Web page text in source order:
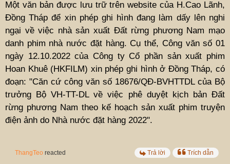
Một văn bản được lưu trữ trên website của H.Cao Lãnh,
Đồng Tháp để xin phép ghi hình đang làm dấy lên nghi
ngại về việc nhà sản xuất Đất rừng phương Nam mạo
danh phim nhà nước đặt hàng. Cụ thể, Công văn số 01
ngày 12.10.2022 của Công ty Cổ phần sản xuất phim
Hoan Khuê (HKFILM) xin phép ghi hình ở Đồng Tháp, có
đoạn: "Căn cứ công văn số 18676/QĐ-BVHTTDL của Bộ
trưởng Bộ VH-TT-DL về việc phê duyệt kịch bản Đất
rừng phương Nam theo kế hoạch sản xuất phim truyện
điện ảnh do Nhà nước đặt hàng 2022".
ThangTeo reacted Trả lời Trích dẫn